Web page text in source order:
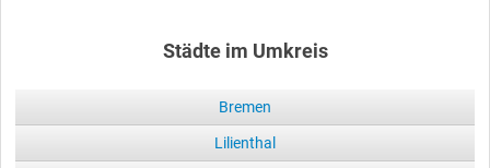
Städte im Umkreis
Bremen
Lilienthal